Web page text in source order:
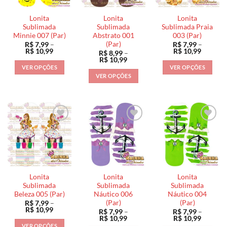
podem
ser
escolhidas
na
página
do
produto
podem
ser
escolhidas
na
página
do
produto
ser
escolhidas
na
página
do
produto
Lonita
Sublimada
Minnie 007 (Par)
R$7,99 –
R$ 10,99Faixa
preço:
R$ 7,99
através
VER OPÇÕES
várias
variantes.
As
opções
podem
ser
escolhidas
na
página
do
produto
Lonita
Sublimada
Abstrato 001
(Par)
R$8,99 –
R$ 10,99Faixa
preço:
R$ 8,99
através
VER OPÇÕES
tem
várias
variantes.
As
opções
podem
ser
escolhidas
na
página
do
Lonita
Sublimada Praia
003 (Par)
R$7,99 –
R$ 10,99Faixa
preço:
R$ 7,99
através
VER OPÇÕES
várias
variantes.
As
opções
podem
ser
escolhidas
na
página
do
produto
Lonita
Sublimada
Beleza 005 (Par)
R$7,99 –
R$ 10,99Faixa
preço:
Lonita
Sublimada
Náutico 006
(Par)
R$7,99 –
R$ 10,99Faixa
Lonita
Sublimada
Náutico 004
(Par)
R$7,99 –
R$ 10,99Faixa